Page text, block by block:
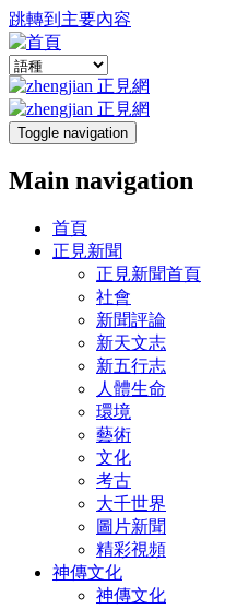
跳轉到主要內容
Toggle navigation
Main navigation
首頁
正見新聞
正見新聞首頁
社會
新聞評論
新天文志
新五行志
人體生命
環境
藝術
文化
考古
大千世界
圖片新聞
精彩視頻
神傳文化
神傳文化